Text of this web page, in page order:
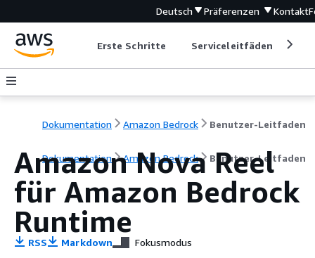
Deutsch Präferenzen Kontakt
Erste Schritte Serviceleitfäden
Dokumentation Amazon Bedrock Benutzer-Leitfaden
Dokumentation Amazon Bedrock Benutzer-Leitfaden
Amazon Nova Reel
für Amazon Bedrock
Runtime
RSS Markdown Fokusmodus